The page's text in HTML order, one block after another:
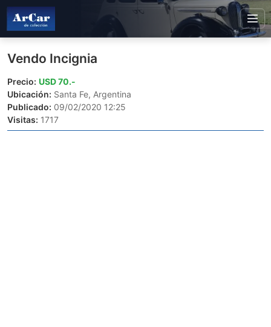
Vendo Incignia
Precio: USD 70.-
Ubicación: Santa Fe, Argentina
Publicado: 09/02/2020 12:25
Visitas: 1717